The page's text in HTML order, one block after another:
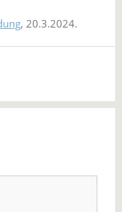
, 20.3.2024.